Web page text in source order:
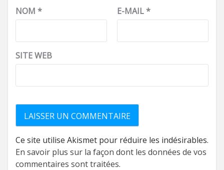
NOM * E-MAIL*
SITE WEB
Ce site utilise Akismet pour réduire les indésirables.
En savoir plus sur la façon dont les données de vos
commentaires sont traitées.